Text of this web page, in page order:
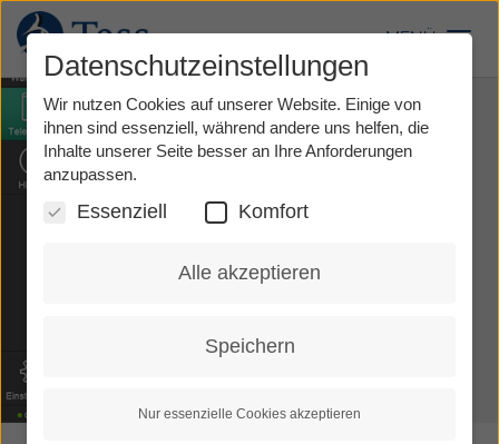
Direkt
zum
Inhalt
MENÜ
Datenschutzeinstellungen
Wir nutzen Cookies auf unserer Website. Einige von
ihnen sind essenziell, während andere uns helfen, die
Inhalte unserer Seite besser an Ihre Anforderungen
anzupassen.
Essenziell Komfort
Alle akzeptieren
Speichern
Nur essenzielle Cookies akzeptieren